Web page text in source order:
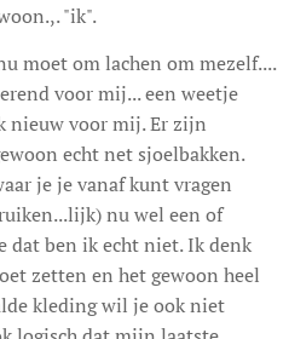
"ik".
moet om lachen om mezelf....
voor mij... een weetje
nieuw voor mij. Er zijn
echt net sjoelbakken.
je je vanaf kunt vragen
nu wel een of
dat ben ik echt niet. Ik denk
zetten en het gewoon heel
kleding wil je ook niet